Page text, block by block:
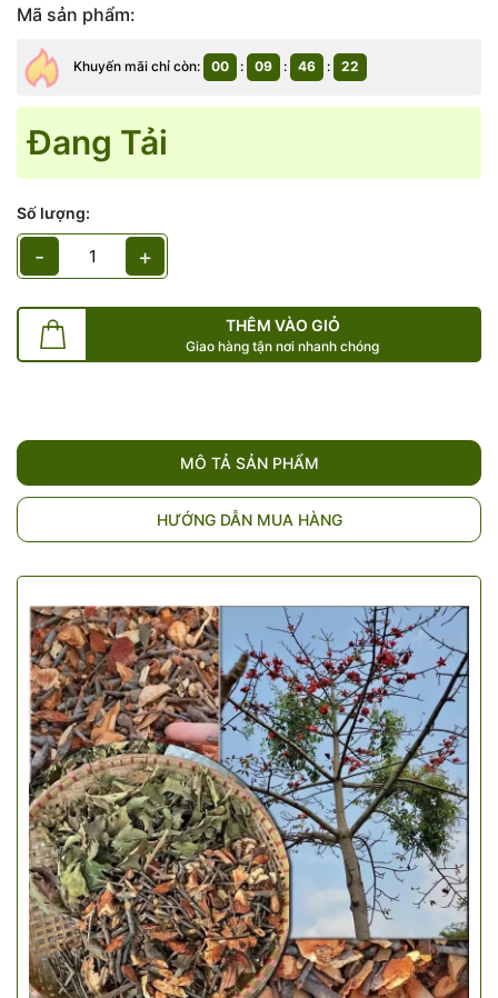
Mã sản phẩm:
Khuyến mãi chỉ còn: 00 : 09 : 46 : 21
Đang Tải
Số lượng:
- +
THÊM VÀO GIỎ
Giao hàng tận nơi nhanh chóng
MÔ TẢ SẢN PHẨM
HƯỚNG DẪN MUA HÀNG